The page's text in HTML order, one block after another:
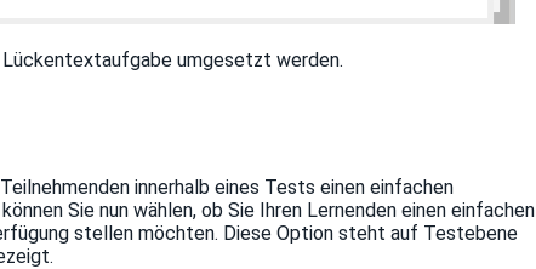
umgesetzt werden.
innerhalb eines Tests einen einfachen
Sie nun wählen, ob Sie Ihren Lernenden einen einfachen
stellen möchten. Diese Option steht auf Testebene